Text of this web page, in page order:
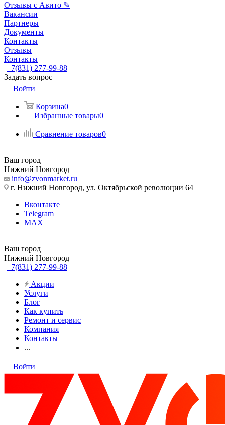
Отзывы с Авито ✎
Вакансии
Партнеры
Документы
Контакты
Отзывы
Контакты
+7(831) 277-99-88
Задать вопрос
Войти
Корзина0
Избранные товары0
Сравнение товаров0
Ваш город
Нижний Новгород
info@zvonmarket.ru
г. Нижний Новгород, ул. Октябрьской революции 64
Вконтакте
Telegram
MAX
Ваш город
Нижний Новгород
+7(831) 277-99-88
Акции
Услуги
Блог
Как купить
Ремонт и сервис
Компания
Контакты
...
Войти